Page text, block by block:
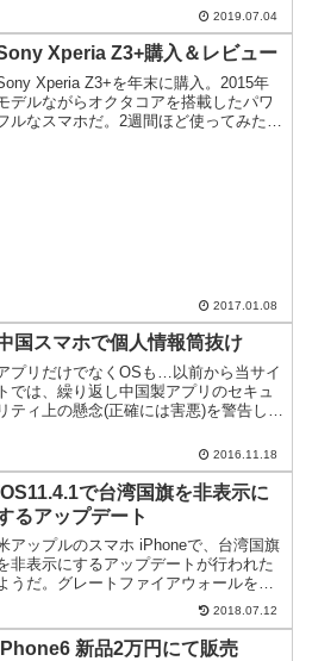
性能評価で最高得点を取ったので、その
力を確かめた。
2019.07.04
Xperia Z3+購入＆レビュー
Xperia Z3+を年末に購入。2015年
デルながらオクタコアを搭載したパワ
ルなスマホだ。2週間ほど使ってみたの
2017.01.08
国スマホで個人情報筒抜け
プリだけでなくOSも…以前から当サイ
トでは、繰り返し中国製アプリのセキュ
リティ上の懸念(正確には害悪)を警告して
送信で大騒ぎになっているのでご紹介。
2016.11.18
で台湾国旗を非表示に
るアップデート
アップルのスマホ iPhoneで、台湾国旗
非表示にするアップデートが行われた
うだ。グレートファイアウォールを始
めとする中国当局の度重なる要求に、同
社の苦しい対応が読み取れる。
2018.07.12
新品2万円にて販売